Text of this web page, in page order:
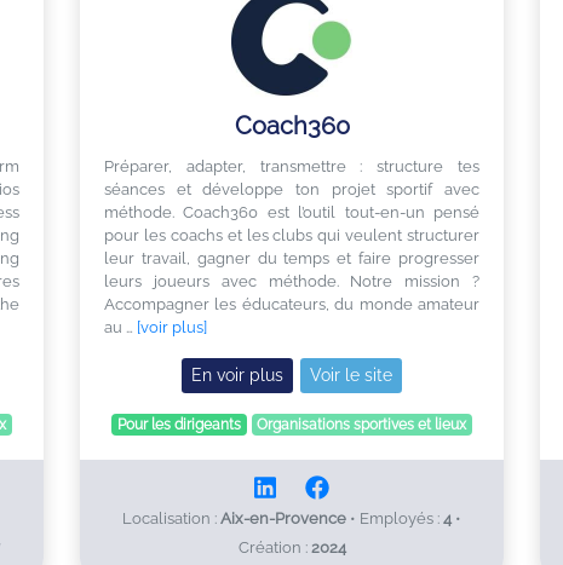
Coach360
Préparer, adapter, transmettre : structure tes
séances et développe ton projet sportif avec
méthode. Coach360 est l’outil tout-en-un pensé
pour les coachs et les clubs qui veulent structurer
leur travail, gagner du temps et faire progresser
leurs joueurs avec méthode. Notre mission ?
Accompagner les éducateurs, du monde amateur
au … [voir plus]
En voir plus Voir le site
Pour les dirigeants Organisations sportives et lieux
Localisation : Aix-en-Provence • Employés : 4 •
Création : 2024